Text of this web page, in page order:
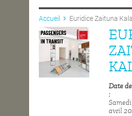
L'ÉCOLE
ENSEIGNEMENT
Accueil Euridice Zaituna Kala
Date
avril